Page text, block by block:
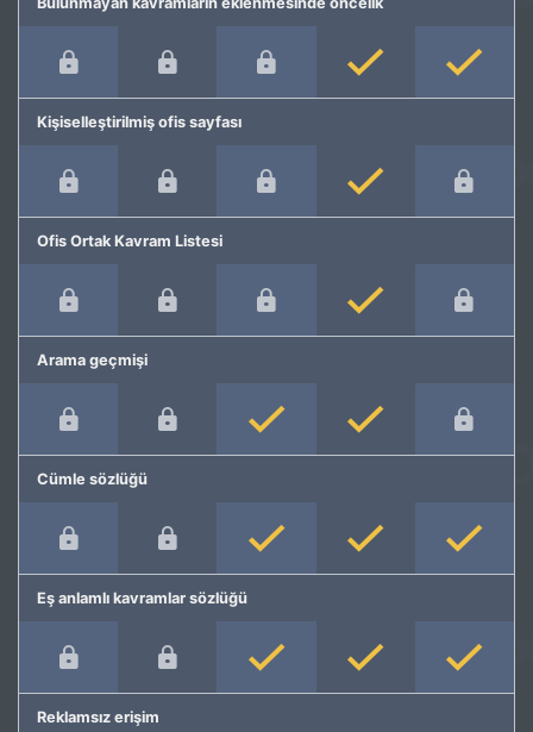
Kişiselleştirilmiş ofis sayfası
Ofis Ortak Kavram Listesi
Arama geçmişi
Cümle sözlüğü
Eş anlamlı kavramlar sözlüğü
Reklamsız erişim